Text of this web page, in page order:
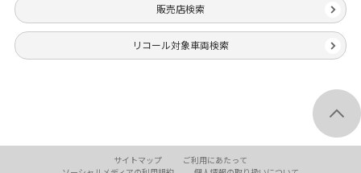
販売店検索
リコール対象車両検索
サイトマップ
ご利用にあたって